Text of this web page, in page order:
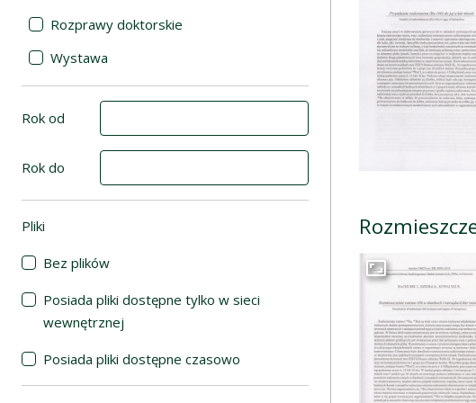
Rozprawy doktorskie
Wystawa
Rok od
Rok do
Pliki
Bez plików
Posiada pliki dostępne tylko w sieci
wewnętrznej
Posiada pliki dostępne czasowo
Przejdź do zbioru